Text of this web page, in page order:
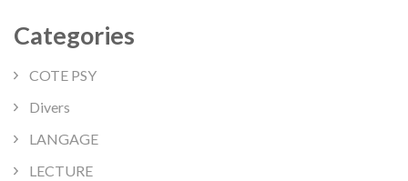
Categories
COTE PSY
Divers
LANGAGE
LECTURE